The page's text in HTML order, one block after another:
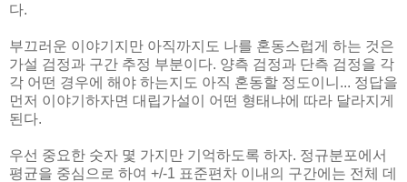
다.
부끄러운 이야기지만 아직까지도 나를 혼동스럽게 하는 것은
가설 검정과 구간 추정 부분이다. 양측 검정과 단측 검정을 각
각 어떤 경우에 해야 하는지도 아직 혼동할 정도이니... 정답을
먼저 이야기하자면 대립가설이 어떤 형태냐에 따라 달라지게
된다.
우선 중요한 숫자 몇 가지만 기억하도록 하자. 정규분포에서
평균을 중심으로 하여 +/-1 표준편차 이내의 구간에는 전체 데